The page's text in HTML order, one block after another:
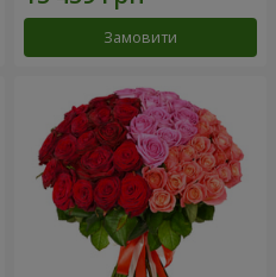
Замовити